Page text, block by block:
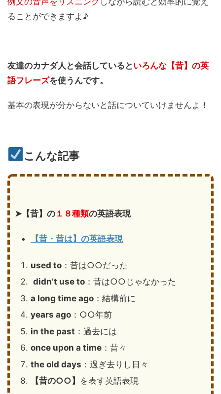
ることができますよ♪
友達のカナダ人と会話していると いろんな【昔】 の英
語フレーズを使うんです。
基本の表現が分からないと話についていけませんよ！
こんな記事
➤【昔】の １８種類の英語表現
【昔・昔は】の英語表現
used to ：昔は○○だった
didn’t use to ：昔は○○じゃなかった
a long time ago ：結構前に
years ago ：○○年前
in the past ：過去には
once upon a time ：昔々
the old days ：過ぎ去りし日々
【昔の○○】 を表す英語表現